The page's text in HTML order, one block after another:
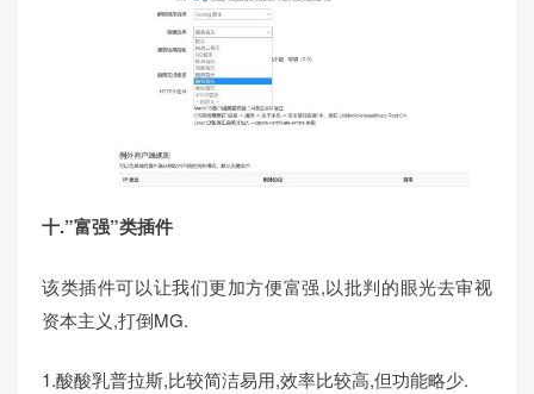
十.”富强”类插件
该类插件可以让我们更加方便富强,以批判的眼光去审视
资本主义,打倒MG.
1.酸酸乳普拉斯,比较简洁易用,效率比较高,但功能略少.